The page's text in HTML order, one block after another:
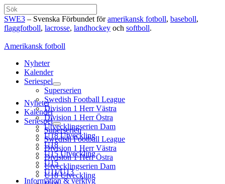
Hoppa
till
innehåll
Sök
SWE3 – Svenska Förbundet föramerikansk fotboll, baseboll,
flaggfotboll, lacrosse, landhockey och softboll.
Amerikansk fotboll
Nyheter
Kalender
Seriespel
Superserien
Swedish Football League
Division 1 Herr Västra
Division 1 Herr Östra
Utvecklingserien Dam
U18 Utveckling
U18
U15 Utveckling
U15
U11/U13
Information & verktyg
Nyheter
Kalender
Seriespel
Superserien
Swedish Football League
Division 1 Herr Västra
Division 1 Herr Östra
Utvecklingserien Dam
U18 Utveckling